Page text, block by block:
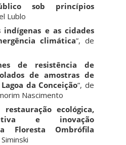
sob princípios
Lublo
indígenas e as cidades
climática”, de
de resistência de
de amostras de
da Conceição”, de
Nascimento
restauração ecológica,
e inovação
Floresta Ombrófila